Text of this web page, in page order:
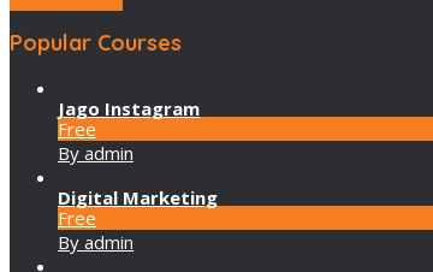
Popular Courses
Jago Instagram
Free
By admin
Digital Marketing
Free
By admin